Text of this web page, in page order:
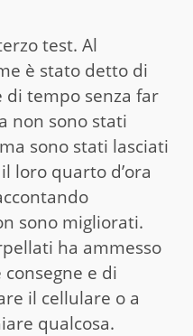
test. Al
è stato detto di
tempo senza far
non sono stati
sono stati lasciati
il loro quarto d’ora
sono migliorati.
ha ammesso
e di
il cellulare o a
qualcosa.